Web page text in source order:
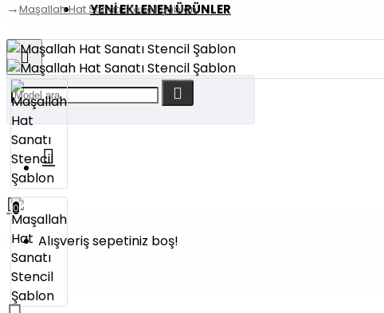
YENI EKLENEN ÜRÜNLER
0
Alışveriş sepetiniz boş!
Maşallah Hat Sanatı Stencil Şablon